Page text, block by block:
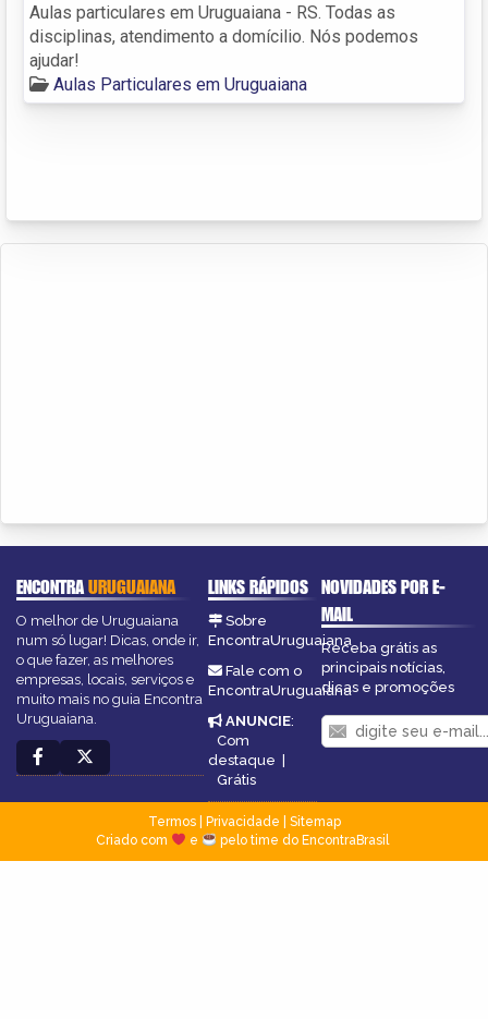
Aulas particulares em Uruguaiana - RS. Todas as
disciplinas, atendimento a domícilio. Nós podemos
ajudar!
Aulas Particulares em Uruguaiana
ENCONTRAURUGUAIANA
O melhor de Uruguaiana
num só lugar! Dicas, onde ir,
o que fazer, as melhores
empresas, locais, serviços e
muito mais no guia Encontra
Uruguaiana.
LINKS RÁPIDOS
Sobre
EncontraUruguaiana
Fale com o
EncontraUruguaiana
ANUNCIE:
Com
destaque |
Grátis
NOVIDADES POR E-
MAIL
Receba grátis as
principais notícias,
dicas e promoções
Termos| Privacidade
Sitemap
Criado com
e pelo time do EncontraBrasil